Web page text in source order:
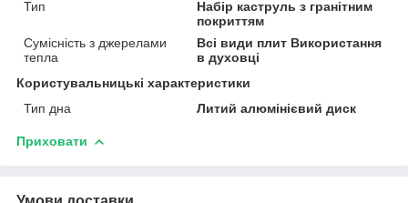
Тип
Набір каструль з гранітним
покриттям
Сумісність з джерелами
тепла
Всі види плит Використання
в духовці
Користувальницькі характеристики
Тип дна
Литий алюмінієвий диск
Приховати